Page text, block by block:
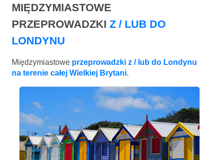
MIĘDZYMIASTOWE
PRZEPROWADZKI Z / LUB DO
LONDYNU
Międzymiastowe przeprowadzki z / lub do Londynu
na terenie całej Wielkiej Brytani.